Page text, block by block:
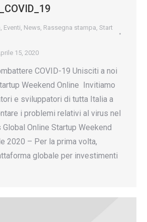
Eventi News Rassegna stampa Start
15, 2020
COVID-19 Unisciti a noi
Weekend Online Invitiamo
e sviluppatori di tutta Italia a
i problemi relativi al virus nel
Online Startup Weekend
2020 – Per la prima volta,
globale per investimenti